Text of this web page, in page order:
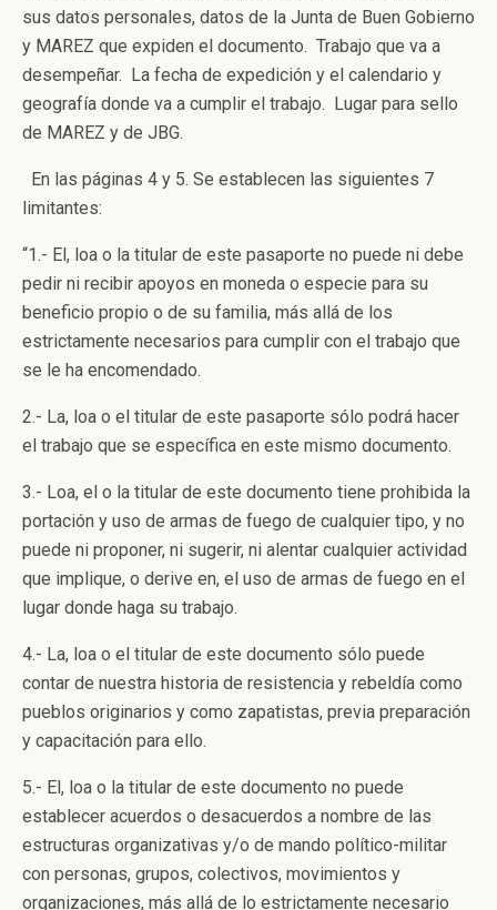
sus datos personales, datos de la Junta de Buen Gobierno
y MAREZ que expiden el documento. Trabajo que va a
desempeñar. La fecha de expedición y el calendario y
geografía donde va a cumplir el trabajo. Lugar para sello
de MAREZ y de JBG.
En las páginas 4 y 5. Se establecen las siguientes 7
limitantes:
“1.- El, loa o la titular de este pasaporte no puede ni debe
pedir ni recibir apoyos en moneda o especie para su
beneficio propio o de su familia, más allá de los
estrictamente necesarios para cumplir con el trabajo que
se le ha encomendado.
2.- La, loa o el titular de este pasaporte sólo podrá hacer
el trabajo que se específica en este mismo documento.
3.- Loa, el o la titular de este documento tiene prohibida la
portación y uso de armas de fuego de cualquier tipo, y no
puede ni proponer, ni sugerir, ni alentar cualquier actividad
que implique, o derive en, el uso de armas de fuego en el
lugar donde haga su trabajo.
4.- La, loa o el titular de este documento sólo puede
contar de nuestra historia de resistencia y rebeldía como
pueblos originarios y como zapatistas, previa preparación
y capacitación para ello.
5.- El, loa o la titular de este documento no puede
establecer acuerdos o desacuerdos a nombre de las
estructuras organizativas y/o de mando político-militar
con personas, grupos, colectivos, movimientos y
organizaciones, más allá de lo estrictamente necesario